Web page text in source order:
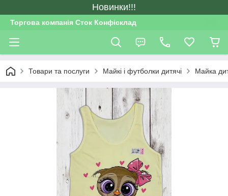
Новинки!!!
Торгова компанія Сток Конфісклад
Товари та послуги Майкі і футболки дитячі Майка